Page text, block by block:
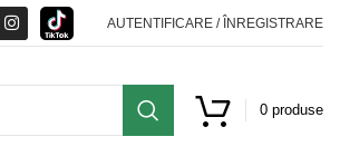
AUTENTIFICARE / ÎNREGISTRARE
0 produse